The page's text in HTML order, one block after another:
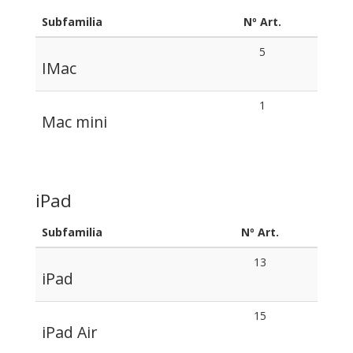
Subfamilia Nº Art.
IMac
5
Mac mini
1
iPad
Subfamilia Nº Art.
iPad
13
iPad Air
15